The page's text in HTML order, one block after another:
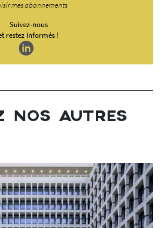
mes abonnements
Suivez-nous
restez informés !
NOS AUTRES